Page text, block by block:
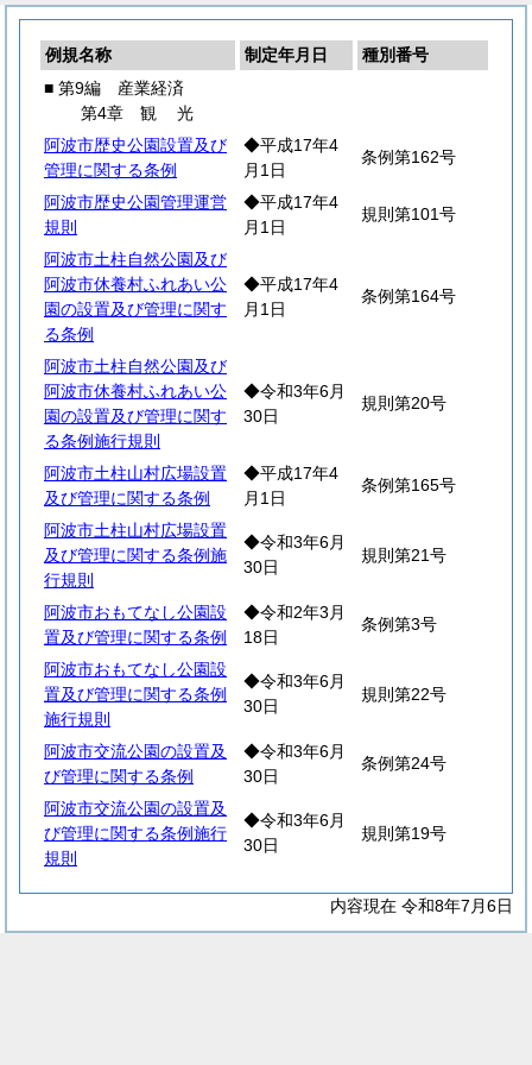
例規名称 制定年月日
種別番号
■ 第9編 産業経済
第4章 観光
阿波市歴史公園設置及び
管理に関する条例
◆平成17年4
月1日
条例第162号
阿波市歴史公園管理運営
規則
◆平成17年4
月1日
規則第101号
阿波市土柱自然公園及び
阿波市休養村ふれあい公
園の設置及び管理に関す
る条例
◆平成17年4
月1日
条例第164号
阿波市土柱自然公園及び
阿波市休養村ふれあい公
園の設置及び管理に関す
る条例施行規則
◆令和3年6月
30日
規則第20号
阿波市土柱山村広場設置
及び管理に関する条例
◆平成17年4
月1日
条例第165号
阿波市土柱山村広場設置
及び管理に関する条例施
行規則
◆令和3年6月
30日
規則第21号
阿波市おもてなし公園設
置及び管理に関する条例
◆令和2年3月
18日
条例第3号
阿波市おもてなし公園設
置及び管理に関する条例
施行規則
◆令和3年6月
30日
規則第22号
阿波市交流公園の設置及
び管理に関する条例
◆令和3年6月
30日
条例第24号
阿波市交流公園の設置及
び管理に関する条例施行
規則
◆令和3年6月
30日
規則第19号
内容現在 令和8年7月6日